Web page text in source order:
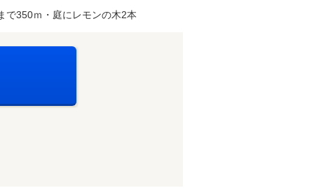
で350ｍ・庭にレモンの木2本